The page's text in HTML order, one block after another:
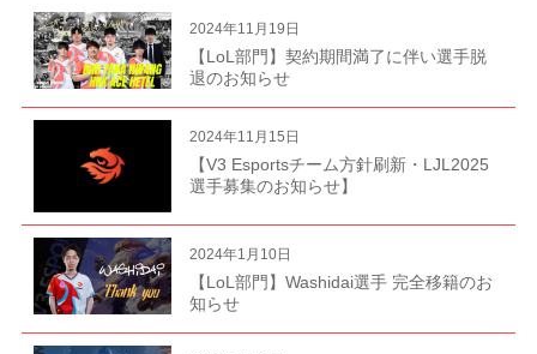
2024年11月19日
【LoL部門】契約期間満了に伴い選手脱
退のお知らせ
2024年11月15日
【V3 Esportsチーム方針刷新・LJL2025
選手募集のお知らせ】
2024年1月10日
【LoL部門】Washidai選手 完全移籍のお
知らせ